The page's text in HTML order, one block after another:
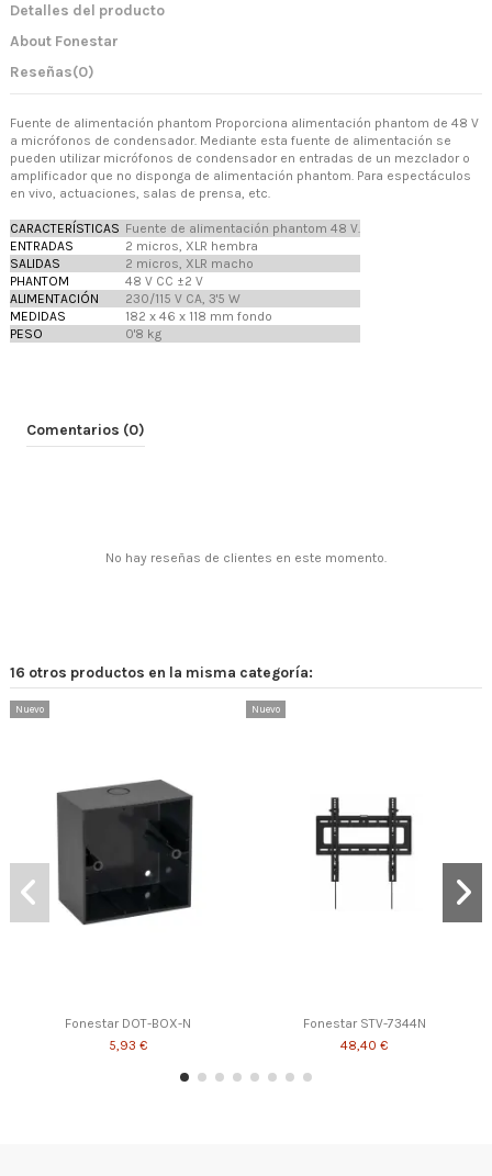
Detalles del producto
About Fonestar
Reseñas(0)
Fuente de alimentación phantom Proporciona alimentación phantom de 48 V
a micrófonos de condensador. Mediante esta fuente de alimentación se
pueden utilizar micrófonos de condensador en entradas de un mezclador o
amplificador que no disponga de alimentación phantom. Para espectáculos
en vivo, actuaciones, salas de prensa, etc.
CARACTERÍSTICAS Fuente de alimentación phantom 48 V.
ENTRADAS
2 micros, XLR hembra
SALIDAS
2 micros, XLR macho
PHANTOM
48 V CC ±2 V
ALIMENTACIÓN
230/115 V CA, 3'5 W
MEDIDAS
182 x 46 x 118 mm fondo
PESO
0'8 kg
Comentarios (0)
No hay reseñas de clientes en este momento.
16 otros productos en la misma categoría:
Nuevo
Fonestar DOT-BOX-N
5,93 €
Nuevo
Fonestar STV-7344N
48,40 €